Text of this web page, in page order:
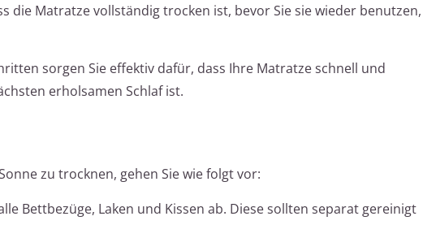
die Matratze vollständig trocken ist, bevor Sie sie wieder benutzen,
sorgen Sie effektiv dafür, dass Ihre Matratze schnell und
erholsamen Schlaf ist.
zu trocknen, gehen Sie wie folgt vor:
Bettbezüge, Laken und Kissen ab. Diese sollten separat gereinigt